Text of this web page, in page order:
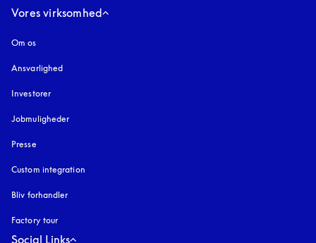
Vores virksomhed
Om os
Ansvarlighed
Investorer
Jobmuligheder
Presse
Custom integration
Bliv forhandler
Factory tour
Social Links